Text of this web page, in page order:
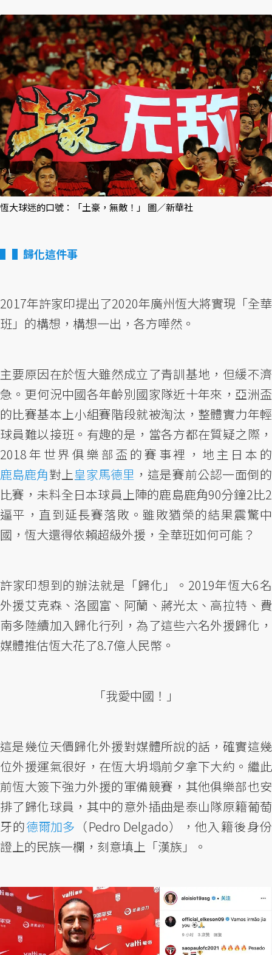
恆大球迷的口號：「土豪，無敵！」 圖／新華社
▌歸化這件事
2017年許家印提出了2020年廣州恆大將實現「全華
班」的構想，構想一出，各方嘩然。
主要原因在於恆大雖然成立了青訓基地，但緩不濟
急。更何況中國各年齡別國家隊近十年來，亞洲盃
的比賽基本上小組賽階段就被淘汰，整體實力年輕
球員難以接班。有趣的是，當各方都在質疑之際，
2018年世界俱樂部盃的賽事裡，地主日本的
鹿島鹿角對上皇家馬德里 ，這是賽前公認一面倒的
比賽，未料全日本球員上陣的鹿島鹿角90分鐘2比2
逼平，直到延長賽落敗。雖敗猶榮的結果震驚中
國，恆大還得依賴超級外援，全華班如何可能？
許家印想到的辦法就是「歸化」。2019年恆大6名
外援艾克森、洛國富、阿蘭、蔣光太、高拉特、費
南多陸續加入歸化行列，為了這些六名外援歸化，
媒體推估恆大花了8.7億人民幣。
「我愛中國！」
這是幾位天價歸化外援對媒體所說的話，確實這幾
位外援運氣很好，在恆大坍塌前夕拿下大約。繼此
前恆大簽下強力外援的軍備競賽，其他俱樂部也安
排了歸化球員，其中的意外插曲是泰山隊原籍葡萄
牙的德爾加多 （Pedro Delgado），他入籍後身份
證上的民族一欄，刻意填上「漢族」。